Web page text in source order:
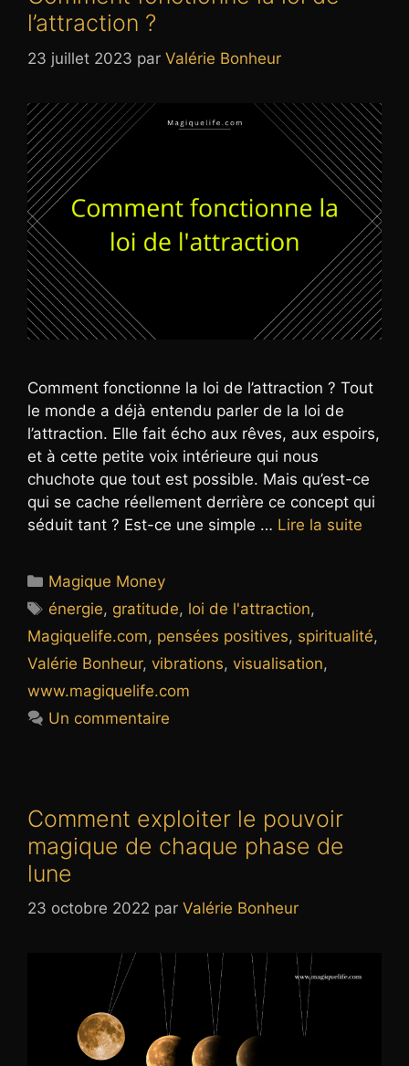
l’attraction ?
23 juillet 2023 par Valérie Bonheur
Comment fonctionne la loi de l’attraction ? Tout
le monde a déjà entendu parler de la loi de
l’attraction. Elle fait écho aux rêves, aux espoirs,
et à cette petite voix intérieure qui nous
chuchote que tout est possible. Mais qu’est-ce
qui se cache réellement derrière ce concept qui
séduit tant ? Est-ce une simple … Lire la suite
Catégories
Magique Money
Étiquettes
énergie, gratitude, loi de l'attraction,
Magiquelife.com, pensées positives, spiritualité,
Valérie Bonheur, vibrations, visualisation,
www.magiquelife.com
Un commentaire
Comment exploiter le pouvoir
magique de chaque phase de
lune
23 octobre 2022 par Valérie Bonheur